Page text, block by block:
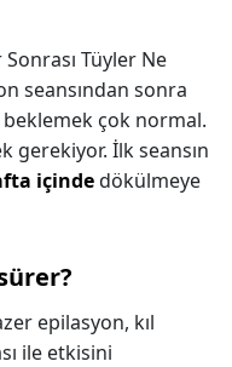
Tüyler Ne
seansından sonra
beklemek çok normal.
gerekiyor. İlk seansın
içindedökülmeye
epilasyon, kıl
ile etkisini